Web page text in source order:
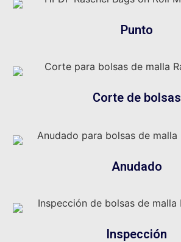
Punto
Corte de bolsas
Anudado
Inspección